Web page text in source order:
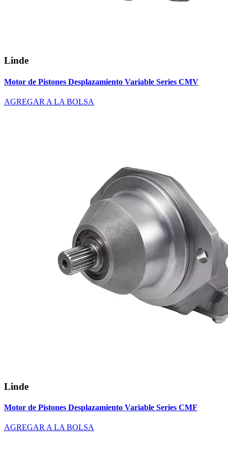
Linde
Motor de Pistones Desplazamiento Variable Series CMV
AGREGAR A LA BOLSA
Linde
Motor de Pistones Desplazamiento Variable Series CMF
AGREGAR A LA BOLSA